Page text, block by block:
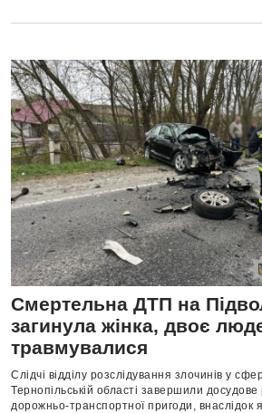
Смертельна ДТП на
загинула жінка, двоє
травмувалися
Слідчі відділу розслідування злочинів у
Тернопільській області завершили досудове
дорожньо-транспортної пригоди, внаслідок